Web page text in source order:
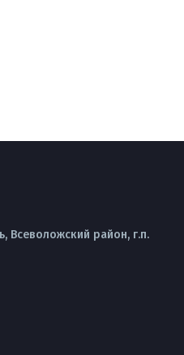
Всеволожский район, г.п.